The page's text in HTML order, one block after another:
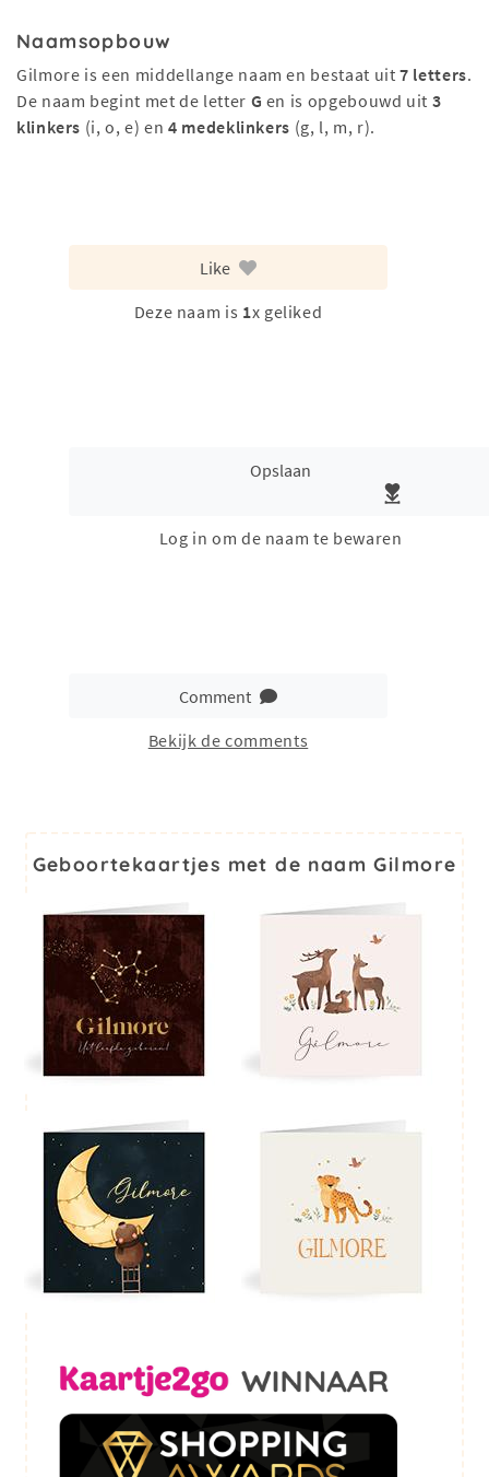
Naamsopbouw
Gilmore is een middellange naam en bestaat uit7 letters.
De naam begint met de letter G en is opgebouwd uit 3
klinkers (i, o, e) en4 medeklinkers (g, l, m, r).
Like
Deze naam is 1x geliked
Opslaan
Log in om de naam te bewaren
Comment
Bekijk de comments
Geboortekaartjes met de naam Gilmore